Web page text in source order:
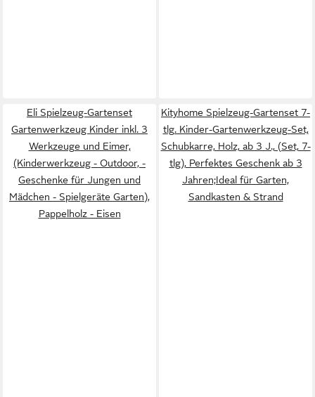
Eli Spielzeug-Gartenset
Gartenwerkzeug Kinder inkl. 3
Werkzeuge und Eimer,
(Kinderwerkzeug - Outdoor, -
Geschenke für Jungen und
Mädchen - Spielgeräte Garten),
Pappelholz - Eisen
Kityhome Spielzeug-Gartenset 7-
tlg. Kinder-Gartenwerkzeug-Set,
Schubkarre, Holz, ab 3 J., (Set, 7-
tlg), Perfektes Geschenk ab 3
Jahren;Ideal für Garten,
Sandkasten & Strand